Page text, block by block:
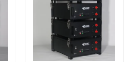
de batterie résidentiels
de batterie commerciaux